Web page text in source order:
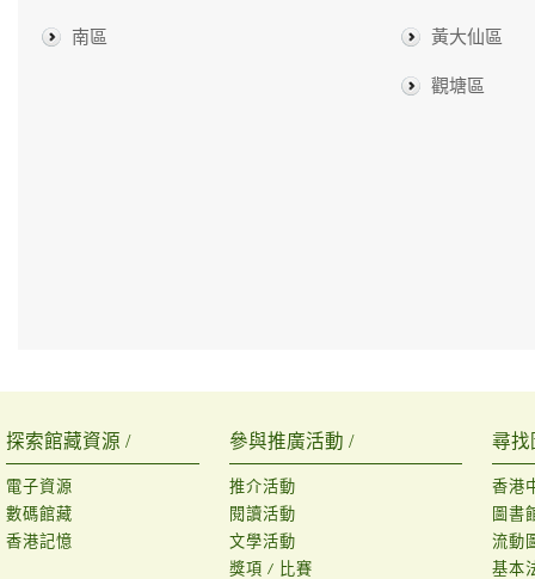
南區 黃大仙區
觀塘區
探索館藏資源 /
電子資源
數碼館藏
香港記憶
參與推廣活動 /
推介活動
閱讀活動
文學活動
獎項 / 比賽
尋找
香港
圖書
流動
基本